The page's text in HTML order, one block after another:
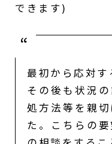
できます)
最初から応対す
その後も状況
処方法等を親
た。こちらの